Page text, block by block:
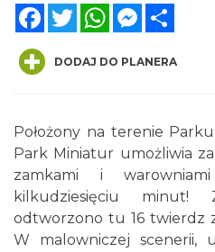
FacebookTwitterWhatsAppMessenger
DODAJ DO PLANERA
Położony na terenie
Park Miniatur umożliwia
zamkami i
kilkudziesięciu minut!
odtworzono tu 16 twierdz
W malowniczej scenerii,